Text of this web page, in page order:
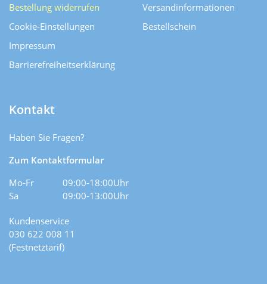
Bestellung widerrufen
Cookie-Einstellungen
Impressum
Barrierefreiheitserklärung
Versand­informationen
Bestellschein
Kontakt
Haben Sie Fragen?
Zum Kontaktformular
Mo-Fr
09:00-18:00Uhr
Sa
09:00-13:00Uhr
Kundenservice
030 622 008 11
(Festnetztarif)